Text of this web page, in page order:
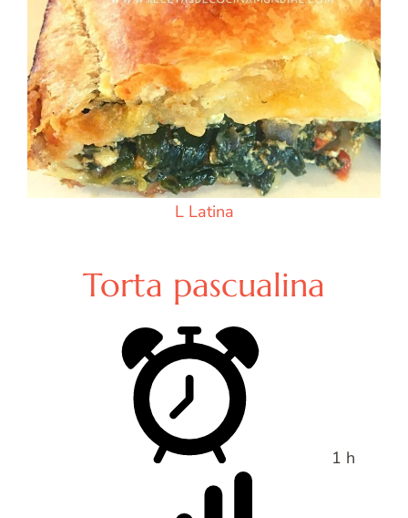
L Latina
Torta pascualina
1 h